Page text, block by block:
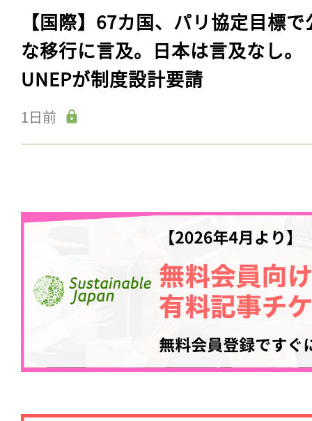
【国際】67カ国、パリ協定目標で
な移行に言及。日本は言及なし。
UNEPが制度設計要請
1日前